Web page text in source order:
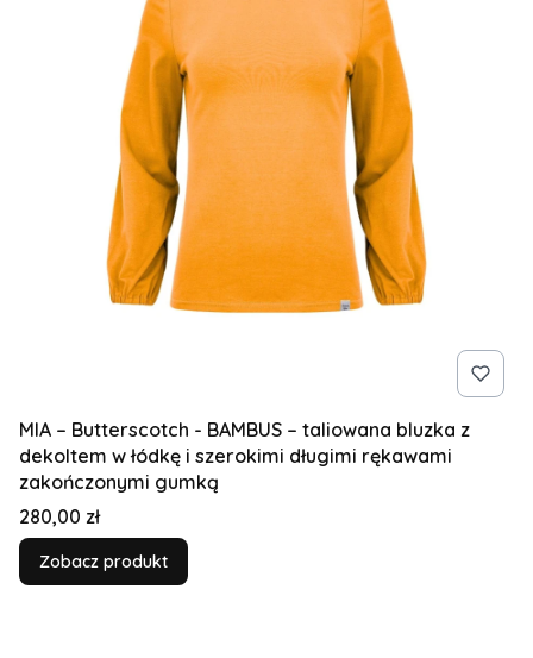
MIA – Butterscotch - BAMBUS – taliowana bluzka z
dekoltem w łódkę i szerokimi długimi rękawami
zakończonymi gumką
Cena
280,00 zł
Zobacz produkt